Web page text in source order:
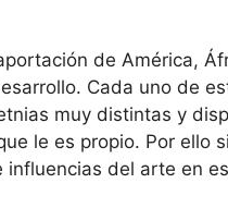
de América,
Cada uno de
muy distintas y
le es propio. Por ello
influencias del arte en